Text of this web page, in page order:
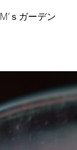
M’ｓガーデン